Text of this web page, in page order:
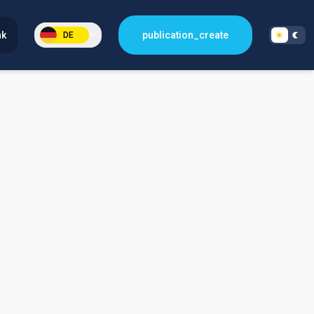
DE publication_create